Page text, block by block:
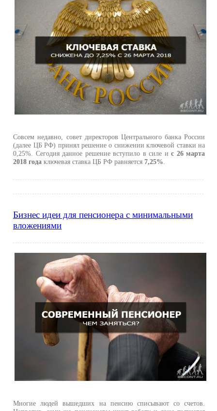
Совсем недавно, совет директоров Центрального банка России
(далее ЦБ РФ) принял решение о снижении ключевой ставки на
0,25%. Сегодня данное решение вступило в силе ис 26 марта
2018 года ключевая ставка ЦБ РФ равняется7,25%
Бизнес идеи для пенсионера с минимальными
вложениями
Многие людей вышедших на пенсию списывают со счетов.